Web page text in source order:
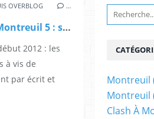
OVERBLOG …
Crise au Méliès de Montreuil 5 : salir et démolir
2012 : les
à vis de
par écrit et
Montreuil
Montreuil
Clash À